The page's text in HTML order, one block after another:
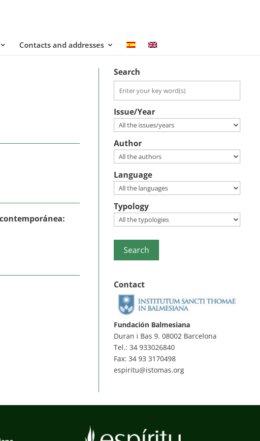
Contacts and addresses
Search
Issue/Year
Author
Language
Typology
Contact
Fundación Balmesiana
Duran i Bas 9. 08002 Barcelona
Tel.: 34 933026840
Fax: 34 93 3170498
espiritu@istomas.org